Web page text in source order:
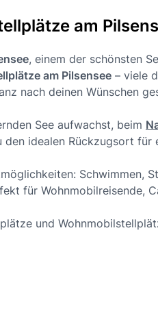
am
, einem der schönsten
am Pilsensee – viele
nach deinen Wünschen
See aufwachst, beim
idealen Rückzugsort für
Schwimmen,
für Wohnmobilreisende,
und